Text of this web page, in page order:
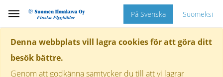
Denna webbplats vill lagra cookies för att göra ditt
besök bättre.
Genom att godkänna samtycker du till att vi lagrar
På Svenska Suomeksi